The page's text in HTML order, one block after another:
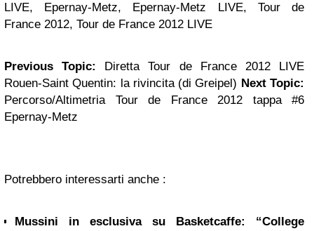
LIVE, Epernay-Metz, Epernay-Metz LIVE, Tour de
France 2012, Tour de France 2012 LIVE
Previous Topic:
Diretta Tour de France 2012 LIVE
Rouen-Saint Quentin: la rivincita (di Greipel) Next Topic:
Percorso/Altimetria Tour de France 2012 tappa #6
Epernay-Metz
Potrebbero interessarti anche :
Mussini in esclusiva su Basketcaffe: “College